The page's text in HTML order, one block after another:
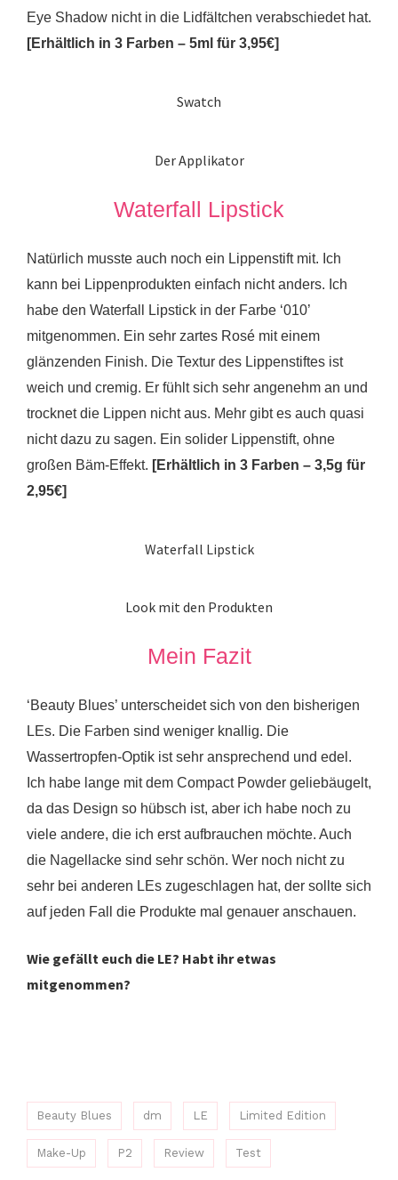
Eye Shadow nicht in die Lidfältchen verabschiedet hat.
[Erhältlich in 3 Farben – 5ml für 3,95€]
Swatch
Der Applikator
Waterfall Lipstick
Natürlich musste auch noch ein Lippenstift mit. Ich
kann bei Lippenprodukten einfach nicht anders. Ich
habe den Waterfall Lipstick in der Farbe ‘010’
mitgenommen. Ein sehr zartes Rosé mit einem
glänzenden Finish. Die Textur des Lippenstiftes ist
weich und cremig. Er fühlt sich sehr angenehm an und
trocknet die Lippen nicht aus. Mehr gibt es auch quasi
nicht dazu zu sagen. Ein solider Lippenstift, ohne
großen Bäm-Effekt. [Erhältlich in 3 Farben – 3,5g für
2,95€]
Waterfall Lipstick
Look mit den Produkten
Mein Fazit
‘Beauty Blues’ unterscheidet sich von den bisherigen
LEs. Die Farben sind weniger knallig. Die
Wassertropfen-Optik ist sehr ansprechend und edel.
Ich habe lange mit dem Compact Powder geliebäugelt,
da das Design so hübsch ist, aber ich habe noch zu
viele andere, die ich erst aufbrauchen möchte. Auch
die Nagellacke sind sehr schön. Wer noch nicht zu
sehr bei anderen LEs zugeschlagen hat, der sollte sich
auf jeden Fall die Produkte mal genauer anschauen.
Wie gefällt euch die LE? Habt ihr etwas
mitgenommen?
Beauty Blues dm LE Limited Edition
Make-Up P2 Review Test